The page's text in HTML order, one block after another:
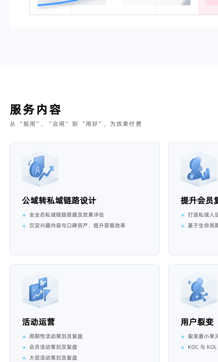
服务内容
从 “能用”、“会用” 到 “用好”，为效果付费
公域转私域链路设计
全业态私域链路搭建及效果评估
沉淀兴趣内容与口碑资产，提升获客效率
提升会员
打造私域人
基于生命周
活动运营
周期性活动策划及复盘
会员活动策划及复盘
大促活动策划及复盘
用户裂变
裂变最小单
KOC 与